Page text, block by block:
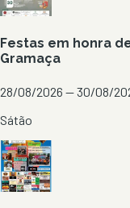
Festas em honra
Gramaça
28/08/2026 — 30/08/
Sátão